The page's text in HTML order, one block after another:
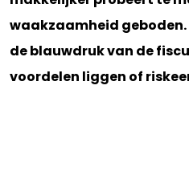
waakzaamheid
de blauwdruk van de
voordelen liggen of